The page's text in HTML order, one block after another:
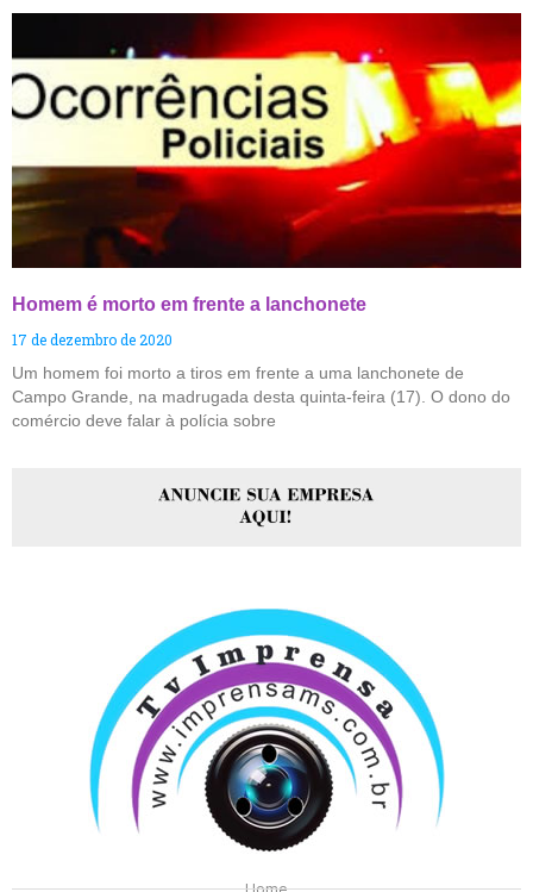
Homem é morto em frente a lanchonete
17 de dezembro de 2020
Um homem foi morto a tiros em frente a uma lanchonete de
Campo Grande, na madrugada desta quinta-feira (17). O dono do
comércio deve falar à polícia sobre